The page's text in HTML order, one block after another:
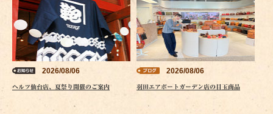
2026/08/06
ヘルツ仙台店、夏祭り開催のご案内
2026/08/06
羽田エアポートガーデン店の目玉商品